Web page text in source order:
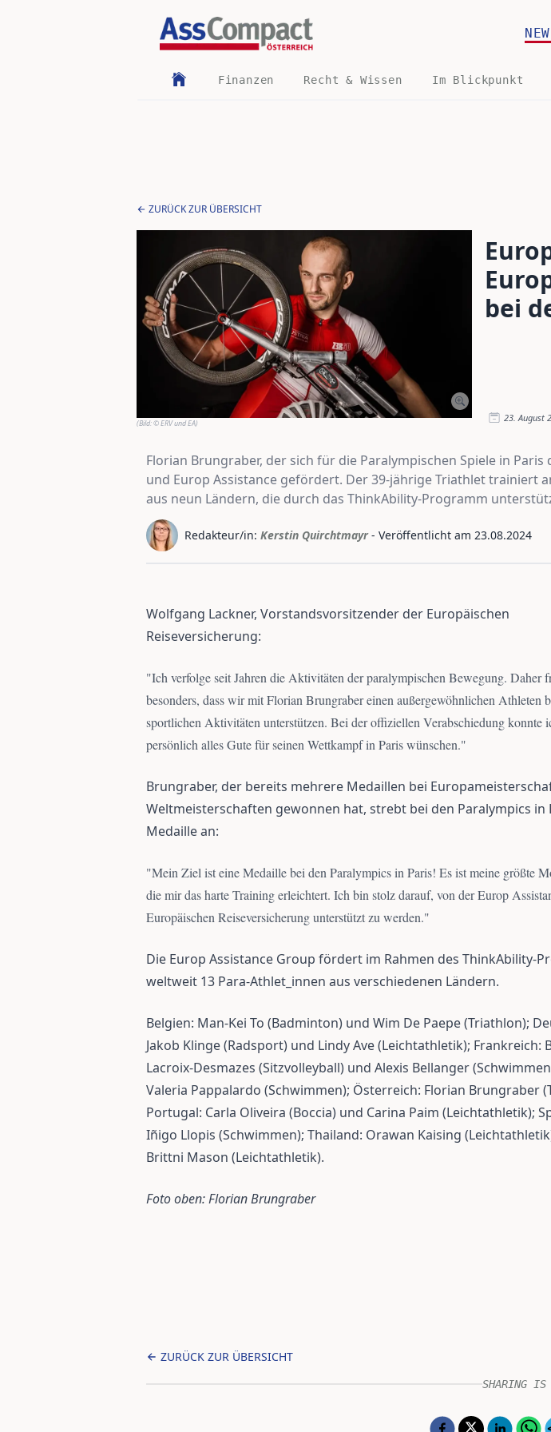
Finanzen Recht & Wissen Im Blickpunkt
ZURÜCK ZUR ÜBERSICHT
(Bild:© ERV und EA)
bei
23. August
Florian Brungraber, der sich für die Paralympischen Spiele in
und Europ Assistance gefördert. Der 39-jährige Triathlet trainiert
aus neun Ländern, die durch das ThinkAbility-Programm
Redakteur/in: Kerstin Quirchtmayr - Veröffentlicht am 23.08.2024
Wolfgang Lackner, Vorstandsvorsitzender der Europäischen
Reiseversicherung:
"Ich verfolge seit Jahren die Aktivitäten der paralympischen Bewegung. Daher
besonders, dass wir mit Florian Brungraber einen außergewöhnlichen Athleten
sportlichen Aktivitäten unterstützen. Bei der offiziellen Verabschiedung konnte
persönlich alles Gute für seinen Wettkampf in Paris wünschen."
Brungraber, der bereits mehrere Medaillen bei
Weltmeisterschaften gewonnen hat, strebt bei den Paralympics in
Medaille an:
"Mein Ziel ist eine Medaille bei den Paralympics in Paris! Es ist meine größte
die mir das harte Training erleichtert. Ich bin stolz darauf, von der Europ
Europäischen Reiseversicherung unterstützt zu werden."
Die Europ Assistance Group fördert im Rahmen des ThinkAbility-
weltweit 13 Para-Athlet_innen aus verschiedenen Ländern.
Belgien: Man-Kei To (Badminton) und Wim De Paepe (Triathlon);
Jakob Klinge (Radsport) und Lindy Ave (Leichtathletik); Frankreich:
Lacroix-Desmazes (Sitzvolleyball) und Alexis Bellanger
Valeria Pappalardo (Schwimmen); Österreich: Florian Brungraber
Portugal: Carla Oliveira (Boccia) und Carina Paim (Leichtathletik);
Iñigo Llopis (Schwimmen); Thailand: Orawan Kaising
Brittni Mason (Leichtathletik).
Foto oben: Florian Brungraber
ZURÜCK ZUR ÜBERSICHT
SHARING IS